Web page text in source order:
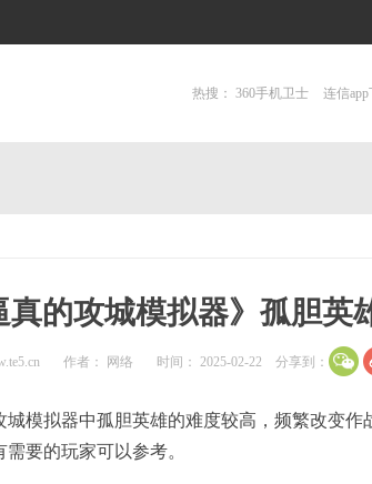
热搜： 360手机卫士 连信
真的攻城模拟器》孤胆英
作者： 网络 时间： 2025-02-22 分享到：
模拟器中孤胆英雄的难度较高，频繁改变
需要的玩家可以参考。